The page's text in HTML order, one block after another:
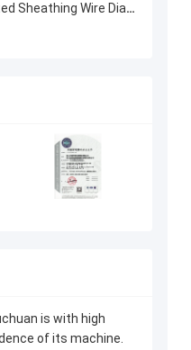
Sheathing Wire Dia
is with high
of its machine.